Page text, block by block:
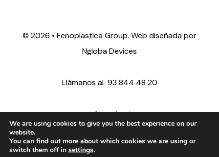
© 2026 • Fenoplastica Group. Web diseñada por
Ngloba Devices
Llámanos al 93 844 48 20
ventas@fenoplastica.com
export@fenoplastica.com
We are using cookies to give you the best experience on our
website.
You can find out more about which cookies we are using or
switch them off in settings.